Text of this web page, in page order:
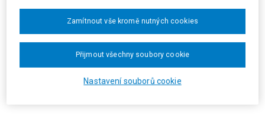
· Sbírkové č.:3435/2016· Sp. zn.:29 Af 62/2013 - 44
Typ:Rozsudek (SJSd)· Pramen:Sb.NSS· Autor:Krajský soud v Brně·
· Strana:821· Vztah k předpisu:586/1992 Sb.: §18
odst.7; 586/1992 Sb.: §23 odst.3 písm.a);
Nastavení souborů cookie
Zamítnout vše kromě nutných cookies
Přijmout všechny soubory cookie